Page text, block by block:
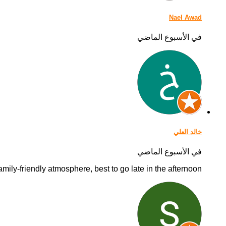
Nael Awad
في الأسبوع الماضي
خالد العلي
في الأسبوع الماضي
friendly atmosphere, best to go late in the afternoon